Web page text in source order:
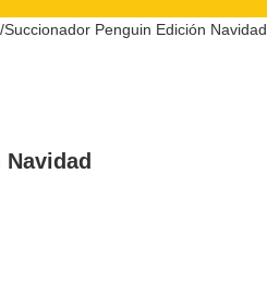
Succionador Penguin Edición Navidad